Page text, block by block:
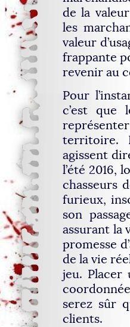
de la
les
valeur
frappante
revenir au
Pour
c’est que
territoire.
agissent
l’été 2016,
chasseurs
furieux,
son
assurant la
promesse
de la vie
jeu. Placer
serez sûr
clients.